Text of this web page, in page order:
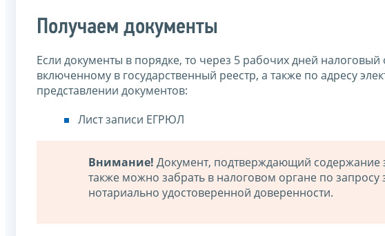
Получаем документы
Если документы в порядке, то через 5 рабочих дней
включенному в государственный реестр, а также по адресу
представлении документов:
Лист записи ЕГРЮЛ
Внимание! Документ, подтверждающий содержание
также можно забрать в налоговом органе по запросу
нотариально удостоверенной доверенности.